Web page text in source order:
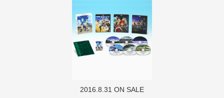
2016.8.31 ON SALE